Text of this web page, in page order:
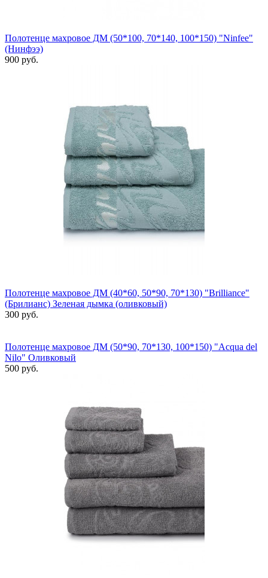
Полотенце махровое ДМ (50*100, 70*140, 100*150) "Ninfee"
(Нинфээ)
900 руб.
Полотенце махровое ДМ (40*60, 50*90, 70*130) "Brilliance"
(Брилианс) Зеленая дымка (оливковый)
300 руб.
Полотенце махровое ДМ (50*90, 70*130, 100*150) "Acqua del
Nilo" Оливковый
500 руб.